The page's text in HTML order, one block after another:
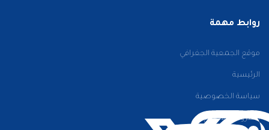
روابط مهمة
موقع الجمعية الجغرافي
الرئيسية
سياسة الخصوصية
الشروط والأحكام